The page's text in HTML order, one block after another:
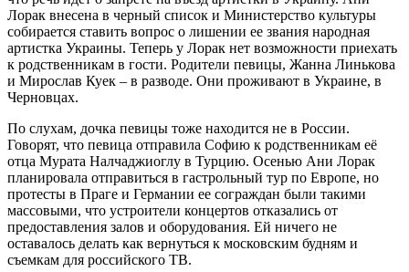
Лорак внесена в черный список и Министерство культуры
собирается ставить вопрос о лишении ее звания народная
артистка Украины. Теперь у Лорак нет возможности приехать
к родственникам в гости. Родители певицы, Жанна Линькова
и Мирослав Куек – в разводе. Они проживают в Украине, в
Черновцах.
По слухам, дочка певицы тоже находится не в России.
Говорят, что певица отправила Софию к родственникам её
отца Мурата Налчаджиоглу в Турцию. Осенью Ани Лорак
планировала отправиться в гастрольный тур по Европе, но
протесты в Праге и Германии ее сограждан были такими
массовыми, что устроители концертов отказались от
предоставления залов и оборудования. Ей ничего не
оставалось делать как вернуться к московским будням и
съемкам для российского ТВ.